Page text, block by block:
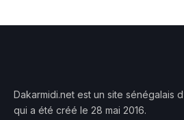
Dakarmidi.net est un site sénégalais
qui a été créé le 28 mai 2016.